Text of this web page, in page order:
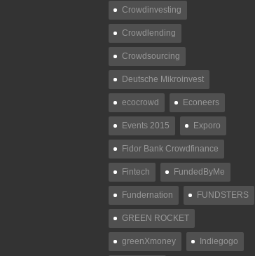
Crowdinvesting
Crowdlending
Crowdsourcing
Deutsche Mikroinvest
ecocrowd Econeers
Events 2015 Exporo
Fidor Bank Crowdfinance
Fintech FundedByMe
Fundernation FUNDSTERS
GREEN ROCKET
greenXmoney Indiegogo